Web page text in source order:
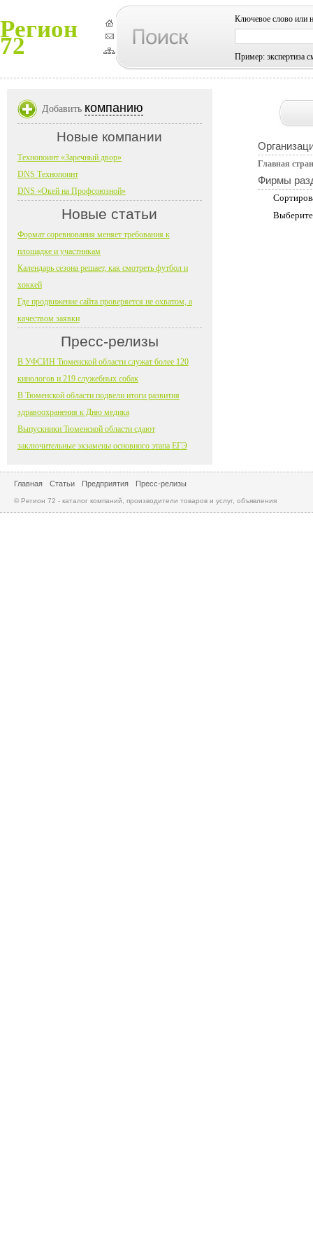
Регион
72
Ключевое слово или
Пример: экспертиза
Главная
Фирмы
Добавить компанию
Новые компании
Технопоинт «Заречный двор»
DNS Технопоинт
DNS «Окей на Профсоюзной»
Новые статьи
Формат соревнования меняет требования к
площадке и участникам
Календарь сезона решает, как смотреть футбол и
хоккей
Где продвижение сайта проверяется не охватом, а
качеством заявки
Пресс-релизы
В УФСИН Тюменской области служат более 120
кинологов и 219 служебных собак
В Тюменской области подвели итоги развития
здравоохранения к Дню медика
Выпускники Тюменской области сдают
заключительные экзамены основного этапа ЕГЭ
Главная Статьи Предприятия Пресс-релизы
© Регион 72 - каталог компаний, производители товаров и услуг, объявления